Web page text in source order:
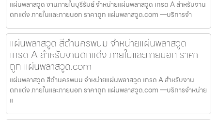
แผ่นพลาสวูด งานภายในบุรีรัมย์ จำหน่ายแผ่นพลาสวูด เกรด A สำหรับงาน
ตกแต่ง ภายในและภายนอก ราคาถูก แผ่นพลาสวูด.com —บริการจำ
แผ่นพลาสวูด สีดำนครพนม จำหน่ายแผ่นพลาสวูด
เกรด A สำหรับงานตกแต่ง ภายในและภายนอก ราคา
ถูก แผ่นพลาสวูด.com
แผ่นพลาสวูด สีดำนครพนม จำหน่ายแผ่นพลาสวูด เกรด A สำหรับงาน
ตกแต่ง ภายในและภายนอก ราคาถูก แผ่นพลาสวูด.com —บริการจำหน่าย
แ